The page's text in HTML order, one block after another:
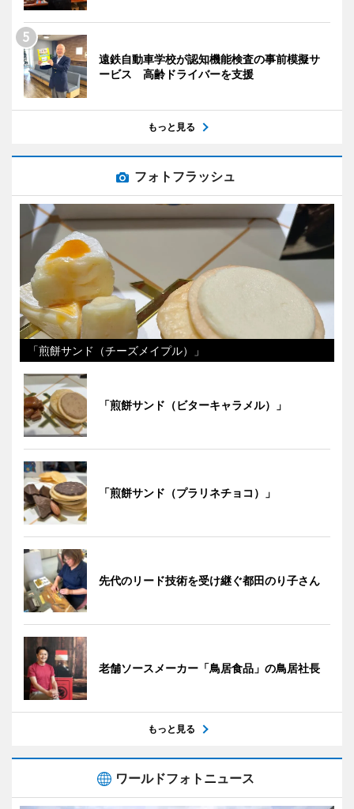
遠鉄自動車学校が認知機能検査の事前模擬サ
ービス 高齢ドライバーを支援
もっと見る
フォトフラッシュ
「煎餅サンド（チーズメイプル）」
「煎餅サンド（ビターキャラメル）」
「煎餅サンド（プラリネチョコ）」
先代のリード技術を受け継ぐ都田のり子さん
老舗ソースメーカー「鳥居食品」の鳥居社長
もっと見る
ワールドフォトニュース